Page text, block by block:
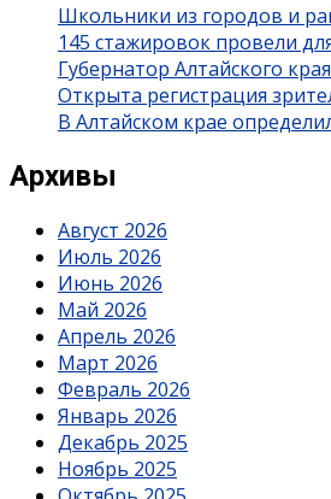
Школьники из городов и
145 стажировок провели
Губернатор Алтайского
Открыта регистрация
В Алтайском крае
Архивы
Август 2026
Июль 2026
Июнь 2026
Май 2026
Апрель 2026
Март 2026
Февраль 2026
Январь 2026
Декабрь 2025
Ноябрь 2025